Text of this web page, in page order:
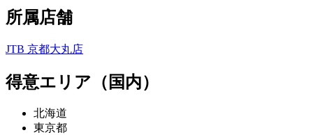
所属店舗
JTB 京都大丸店
得意エリア（国内）
北海道
東京都